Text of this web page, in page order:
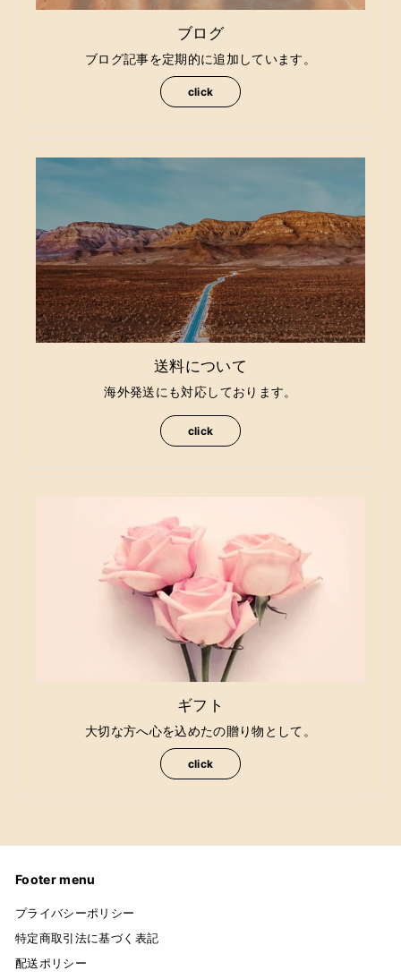
ブログ
ブログ記事を定期的に追加しています。
click
送料について
海外発送にも対応しております。
click
ギフト
大切な方へ心を込めたの贈り物として。
click
Footer menu
プライバシーポリシー
特定商取引法に基づく表記
配送ポリシー